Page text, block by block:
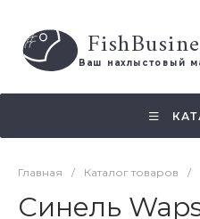
Ваш нахлыстовый
Главная / Каталог товаров /
Синель